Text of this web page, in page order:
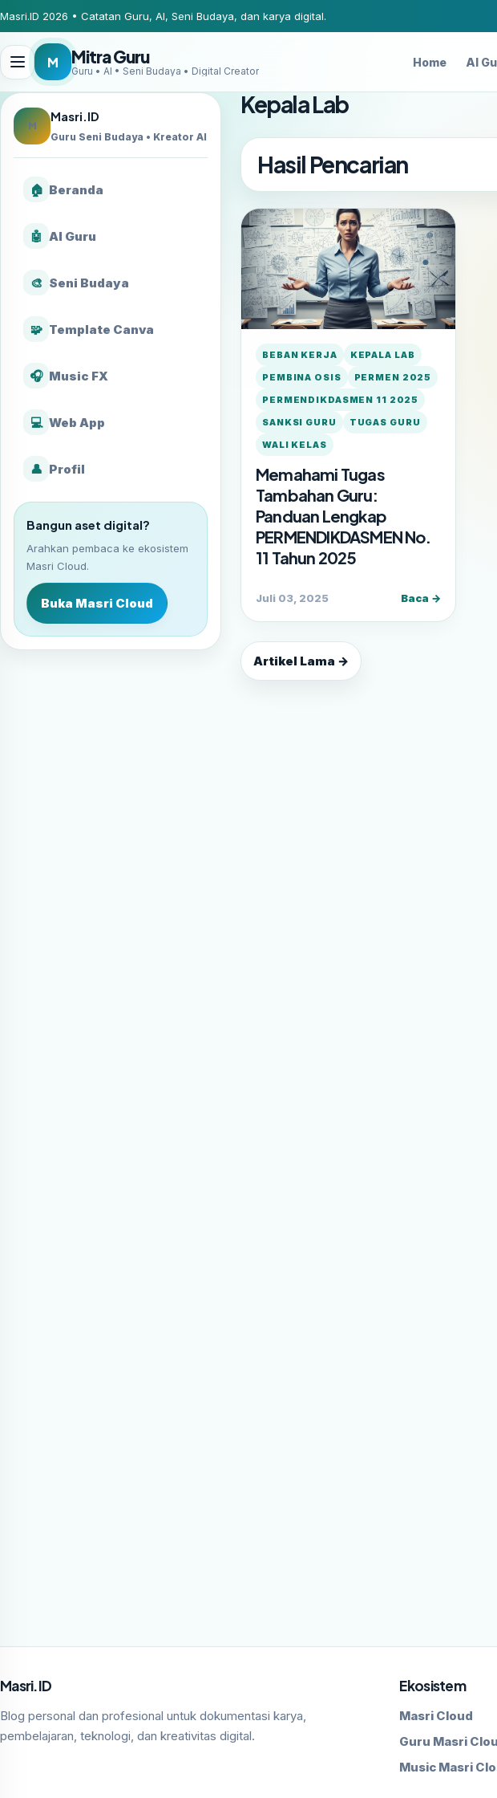
Masri.ID 2026 • Catatan Guru, AI, Seni Budaya, dan karya digital.
M Mitra Guru
Guru • AI • Seni Budaya • Digital Creator
Home AI
M
Masri.ID
Guru Seni Budaya • Kreator AI
🏠 Beranda
🤖 AI Guru
🎨 Seni Budaya
🧩 Template Canva
🎧 Music FX
💻 Web App
👤 Profil
Bangun aset digital?
Arahkan pembaca ke ekosistem
Masri Cloud.
Buka Masri Cloud
Kepala Lab
Hasil Pencarian
BEBAN KERJA
KEPALA LAB
PEMBINA OSIS
PERMEN 2025
PERMENDIKDASMEN 11 2025
SANKSI GURU
TUGAS GURU
WALI KELAS
Memahami Tugas
Tambahan Guru:
Panduan Lengkap
PERMENDIKDASMEN No.
11 Tahun 2025
Juli 03, 2025 Baca →
Artikel Lama →
Masri.ID
Blog personal dan profesional untuk dokumentasi karya,
pembelajaran, teknologi, dan kreativitas digital.
Ekosistem
Masri Cloud
Guru Masri
Music Masri